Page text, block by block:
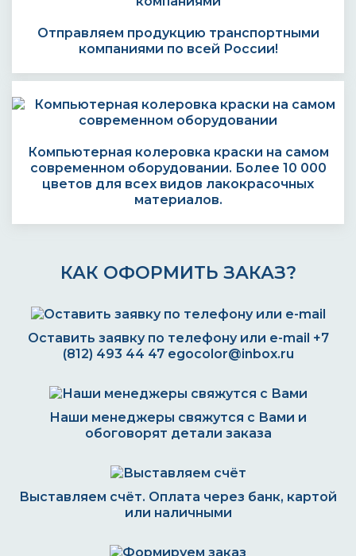
Отправляем продукцию транспортными
компаниями по всей России!
Компьютерная колеровка краски на самом
современном оборудовании. Более 10 000
цветов для всех видов лакокрасочных
материалов.
КАК ОФОРМИТЬ ЗАКАЗ?
Оставить заявку по телефону или e-mail +7
(812) 493 44 47 egocolor@inbox.ru
Наши менеджеры свяжутся с Вами и
обоговорят детали заказа
Выставляем счёт. Оплата через банк, картой
или наличными